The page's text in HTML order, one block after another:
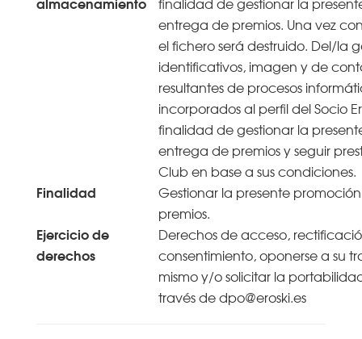
entrega de premios. Una vez
el fichero será destruido. Del/la
identificativos, imagen y de
resultantes de procesos
incorporados al perfil del Socio
finalidad de gestionar la
entrega de premios y seguir
Club en base a sus condiciones.
Finalidad
Gestionar la presente
premios.
Ejercicio de
derechos
Derechos de acceso,
consentimiento, oponerse a su
mismo y/o solicitar la
través de dpo@eroski.es